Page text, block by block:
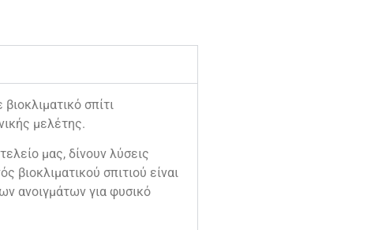
σπίτι
μελέτης.
μας, δίνουν λύσεις
σπιτιού είναι
ανοιγμάτων για φυσικό